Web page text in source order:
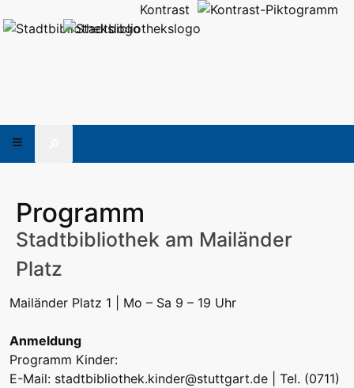
Kontrast
Programm
Stadtbibliothek am Mailänder
Platz
Mailänder Platz 1 | Mo – Sa 9 – 19 Uhr
Anmeldung
Programm Kinder:
E-Mail: stadtbibliothek.kinder@stuttgart.de | Tel. (0711)